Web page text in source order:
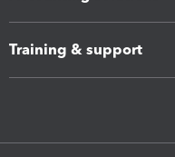
Training & support